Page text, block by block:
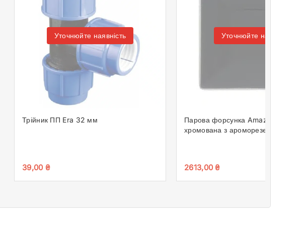
Уточнюйте наявність
Трійник ПП Era 32 мм
39,00 ₴
Уточнюйте наявність
Парова форсунка Amazon CA2
хромована з ароморезервуаром
2613,00₴